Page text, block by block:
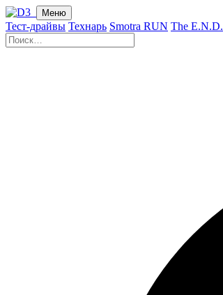
Меню
Тест-драйвы Технарь Smotra RUN The E.N.D.